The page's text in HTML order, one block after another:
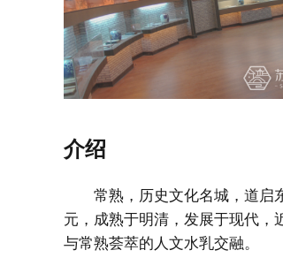
介绍
常熟，历史文化名城，道启
元，成熟于明清，发展于现代
与常熟荟萃的人文水乳交融。